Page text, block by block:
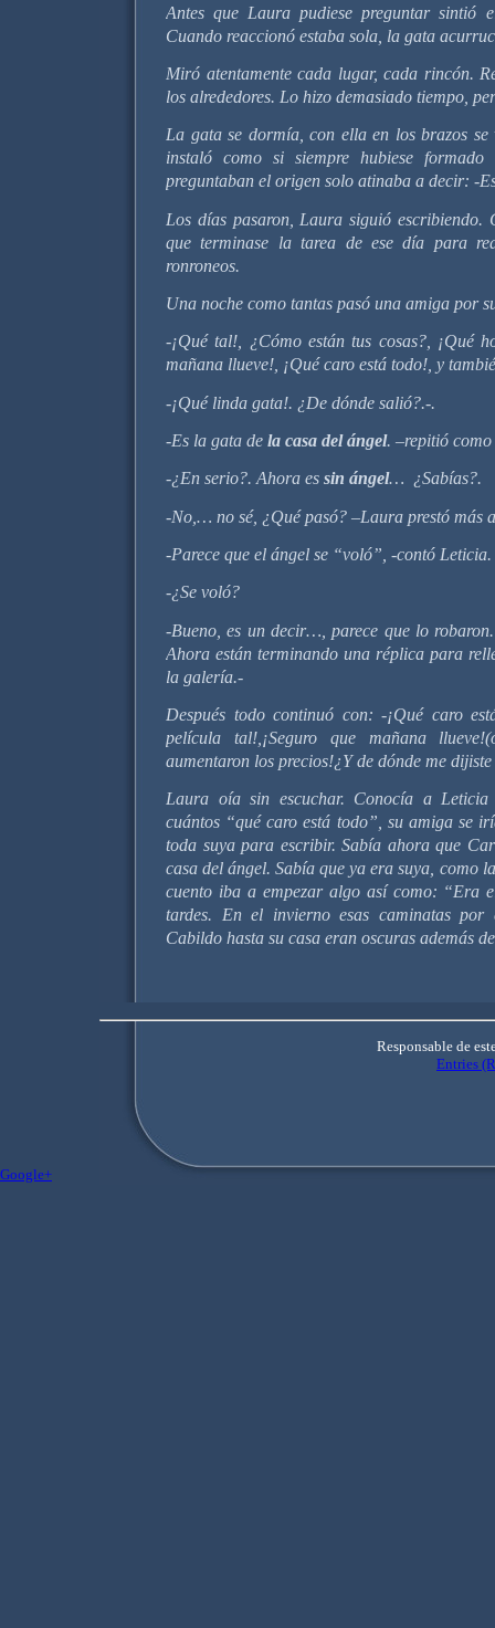
Antes que Laura pudiese preguntar sintió
Cuando reaccionó estaba sola, la gata
Miró atentamente cada lugar, cada rincón.
los alrededores. Lo hizo demasiado tiempo,
La gata se dormía, con ella en los brazos
instaló como si siempre hubiese
preguntaban el origen solo atinaba a decir: -
Los días pasaron, Laura siguió escribiendo.
que terminase la tarea de ese día para
ronroneos.
Una noche como tantas pasó una amiga por
-¡Qué tal!, ¿Cómo están tus cosas?, ¡Qué
mañana llueve!, ¡Qué caro está todo!, y
-¡Qué linda gata!. ¿De dónde salió?.-.
-Es la gata de la casa del ángel. –repitió como
-¿En serio?. Ahora es sin ángel… ¿Sabías?.
-No,… no sé, ¿Qué pasó? –Laura prestó más
-Parece que el ángel se “voló”, -contó Leticia.
-¿Se voló?
-Bueno, es un decir…, parece que lo
Ahora están terminando una réplica para
la galería.-
Después todo continuó con: -¡Qué caro
película tal!,¡Seguro que mañana
aumentaron los precios!¿Y de dónde me
Laura oía sin escuchar. Conocía a Leticia
cuántos “qué caro está todo”, su amiga se
toda suya para escribir. Sabía ahora que
casa del ángel. Sabía que ya era suya, como
cuento iba a empezar algo así como: “Era
tardes. En el invierno esas caminatas
Cabildo hasta su casa eran oscuras además
Responsable de
Entries
Google+